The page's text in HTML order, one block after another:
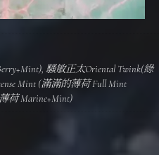
騷敏正太Oriental Twink(綠
Mint (滿滿的薄荷 Full Mint
荷 Marine+Mint)